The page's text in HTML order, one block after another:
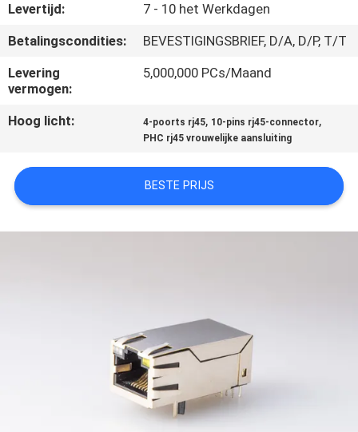
SITEMAP
PRIVACY
POLICY
Levertijd:
7 - 10 het Werkdagen
Betalingscondities:
BEVESTIGINGSBRIEF, D/A, D/P, T/T
Levering
vermogen:
5,000,000 PCs/Maand
Hoog licht: 4-poorts rj45, 10-pins rj45-connector,
PHC rj45 vrouwelijke aansluiting
BESTE PRIJS